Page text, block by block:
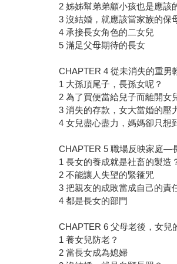
2 姊姊幫弟弟顧小孩也是應該
3 沒結婚，就應該當家族的保
4 承接長女角色的二女兒
5 滿足父母期待的長女
CHAPTER 4 從未消失的重男
1 大孫頂尾子，長孫女呢？
2 為了買便當給兒子而離開女
3 消失的存款，女大當婚的壓
4 女兒盡心盡力，媽媽卻只想
CHAPTER 5 職場反映家庭―
1 長女的養成就是社畜的製造
2 不能讓人失望的緊箍咒
3 把親友的成敗當成自己的責
4 都是長女的部門
CHAPTER 6 父母老後，女兒
1 養女兒防老？
2 當長女成為媳婦